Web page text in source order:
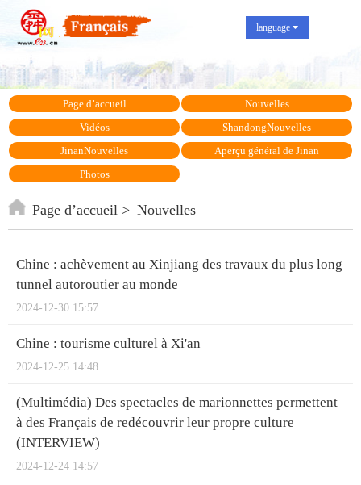
language
Page d’accueil
Nouvelles
Vidéos
ShandongNouvelles
JinanNouvelles
Aperçu général de Jinan
Photos
Page d’accueil Nouvelles
Chine : achèvement au Xinjiang des travaux du plus long
tunnel autoroutier au monde
2024-12-30 15:57
Chine : tourisme culturel à Xi'an
2024-12-25 14:48
(Multimédia) Des spectacles de marionnettes permettent
à des Français de redécouvrir leur propre culture
(INTERVIEW)
2024-12-24 14:57